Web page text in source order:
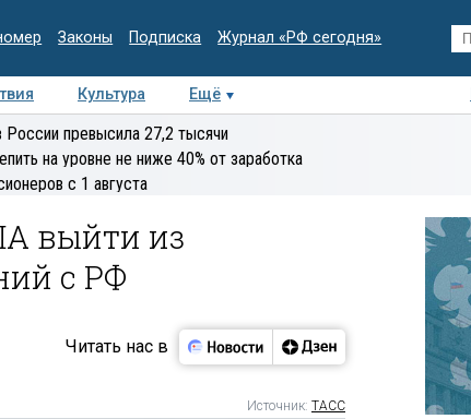
Законы Подписка Журнал «РФ сегодня»
Культура Ещё
Интервью Колумнисты
экспертиза
превысила 27,2 тысячи
на уровне не ниже 40% от заработка
с 1 августа
выйти из
с РФ
Читать нас в
Источник: ТАСС